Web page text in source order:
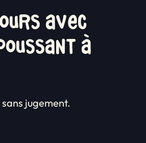
avec
à
jugement.